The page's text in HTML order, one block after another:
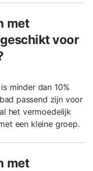
met
voor
minder dan 10%
passend zijn voor
het vermoedelijk
een kleine groep.
met